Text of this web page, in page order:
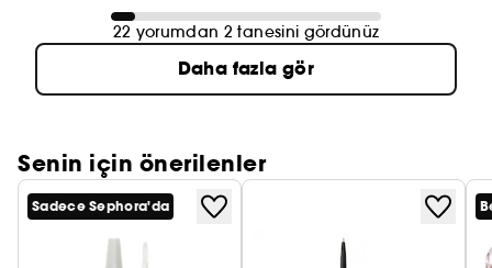
22 yorumdan 2 tanesini gördünüz
Daha fazla gör
Senin için önerilenler
Sadece Sephora'da